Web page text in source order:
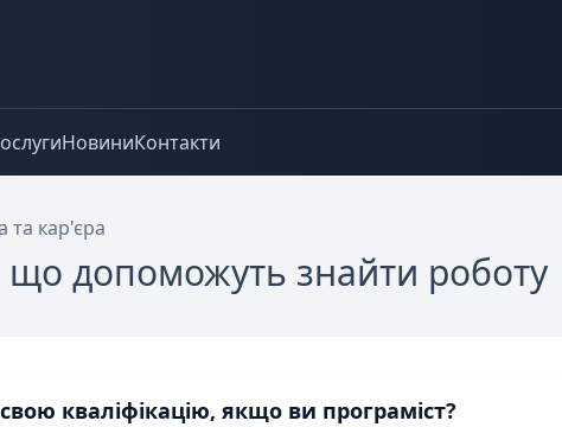
НовиниКонтакти
та кар'єра
що допоможуть знайти роботу
кваліфікацію, якщо ви програміст?